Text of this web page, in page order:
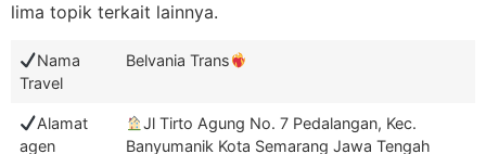
lima topik terkait lainnya.
Nama
Travel
Belvania Trans
Alamat
agen
Jl Tirto Agung No. 7 Pedalangan, Kec.
Banyumanik Kota Semarang Jawa Tengah